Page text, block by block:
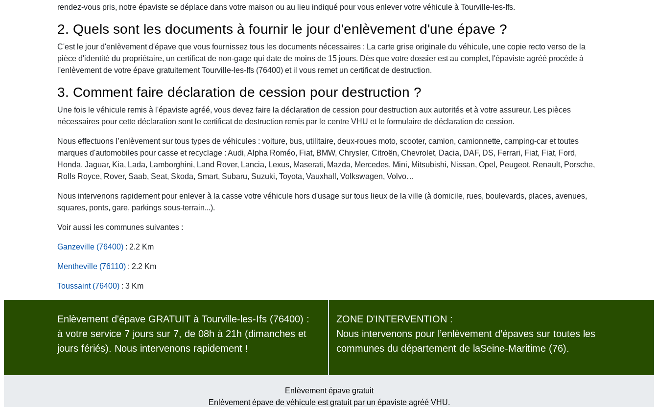
rendez-vous pris, notre épaviste se déplace dans votre maison ou au lieu indiqué pour vous enlever votre véhicule à Tourville-les-Ifs.
2. Quels sont les documents à fournir le jour d'enlèvement d'une épave ?
C'est le jour d'enlèvement d'épave que vous fournissez tous les documents nécessaires : La carte grise originale du véhicule, une copie recto verso de la
pièce d'identité du propriétaire, un certificat de non-gage qui date de moins de 15 jours. Dès que votre dossier est au complet, l'épaviste agréé procède à
l'enlèvement de votre épave gratuitement Tourville-les-Ifs (76400) et il vous remet un certificat de destruction.
3. Comment faire déclaration de cession pour destruction ?
Une fois le véhicule remis à l'épaviste agréé, vous devez faire la déclaration de cession pour destruction aux autorités et à votre assureur. Les pièces
nécessaires pour cette déclaration sont le certificat de destruction remis par le centre VHU et le formulaire de déclaration de cession.
Nous effectuons l’enlèvement sur tous types de véhicules : voiture, bus, utilitaire, deux-roues moto, scooter, camion, camionnette, camping-car et toutes
marques d'automobiles pour casse et recyclage : Audi, Alpha Roméo, Fiat, BMW, Chrysler, Citroën, Chevrolet, Dacia, DAF, DS, Ferrari, Fiat, Fiat, Ford,
Honda, Jaguar, Kia, Lada, Lamborghini, Land Rover, Lancia, Lexus, Maserati, Mazda, Mercedes, Mini, Mitsubishi, Nissan, Opel, Peugeot, Renault, Porsche,
Rolls Royce, Rover, Saab, Seat, Skoda, Smart, Subaru, Suzuki, Toyota, Vauxhall, Volkswagen, Volvo…
Nous intervenons rapidement pour enlever à la casse votre véhicule hors d'usage sur tous lieux de la ville (à domicile, rues, boulevards, places, avenues,
squares, ponts, gare, parkings sous-terrain...).
Voir aussi les communes suivantes :
Ganzeville (76400) : 2.2 Km
Mentheville (76110) : 2.2 Km
Toussaint (76400) : 3 Km
Enlèvement d'épave GRATUIT à Tourville-les-Ifs (76400) :
à votre service 7 jours sur 7, de 08h à 21h (dimanches et
jours fériés). Nous intervenons rapidement !
ZONE D'INTERVENTION :
Nous intervenons pour l’enlèvement d’épaves sur toutes les
communes du département de laSeine-Maritime (76).
Enlèvement épave gratuit
Enlèvement épave de véhicule est gratuit par un épaviste agréé VHU.